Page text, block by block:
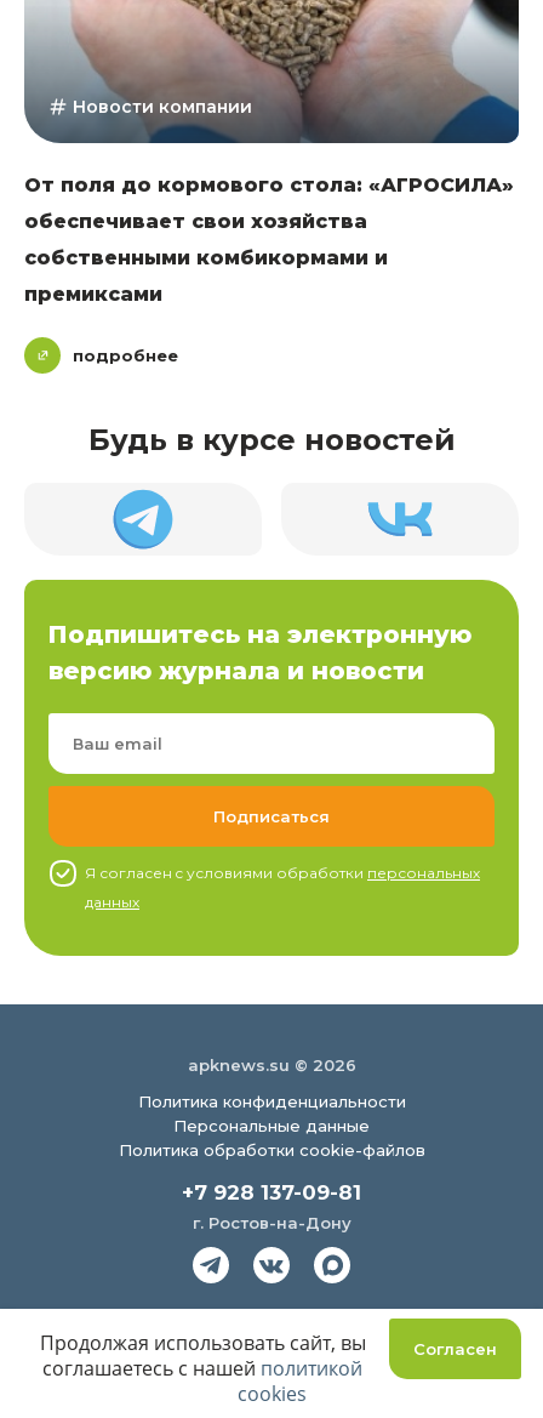
Новости компании
От поля до кормового стола: «АГРОСИЛА»
обеспечивает свои хозяйства
собственными комбикормами и
премиксами
подробнее
Будь в курсе новостей
Подпишитесь на электронную
версию журнала и новости
Я согласен c условиями обработки персональных
данных
apknews.su © 2026
Политика конфиденциальности
Персональные данные
Политика обработки cookie-файлов
+7 928 137-09-81
г. Ростов-на-Дону
Согласен
Продолжая использовать сайт, вы
соглашаетесь с нашей политикой
cookies